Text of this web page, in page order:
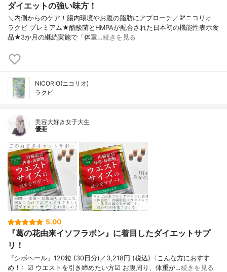
ダイエットの強い味方！
＼内側からのケア！腸内環境やお腹の脂肪にアプローチ／🫘ニコリオ
ラクビ プレミアム★酪酸菌とHMPAが配合された日本初の機能性表示食
品★3か月の継続実施で「体重…続きを見る
NICORIO(ニコリオ)
ラクビ
美容大好き女子大生
優亜
5.00
『葛の花由来イソフラボン』に着目したダイエットサプ
リ！
『シボヘール』120粒 (30日分)／3,218円 (税込)〈こんな方におすす
め！〉︎︎︎︎☑︎︎︎︎︎ ウエストを引き締めたい方︎︎︎︎☑︎ お腹周り、体重が…続きを見る